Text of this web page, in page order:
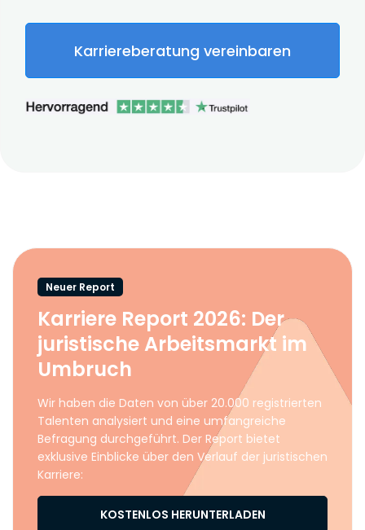
Karriereberatung vereinbaren
Neuer Report
Karriere Report 2026: Der
juristische Arbeitsmarkt im
Umbruch
Wir haben die Daten von über 20.000 registrierten
Talenten analysiert und eine umfangreiche
Befragung durchgeführt. Der Report bietet
exklusive Einblicke über den Verlauf der juristischen
Karriere:
KOSTENLOS HERUNTERLADEN